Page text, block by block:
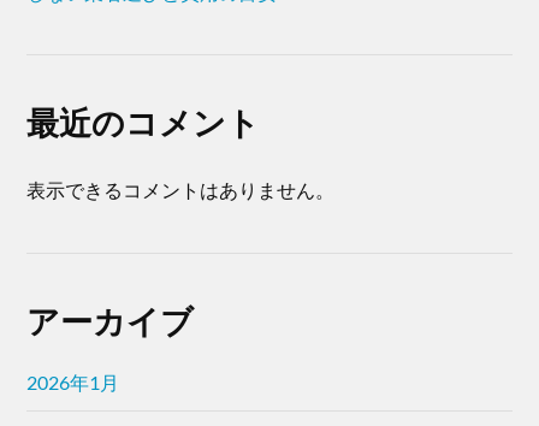
最近のコメント
表示できるコメントはありません。
アーカイブ
2026年1月